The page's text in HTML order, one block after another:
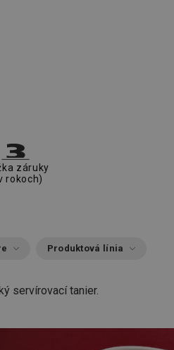
záruky
rokoch)
Produktová línia
servírovací tanier.